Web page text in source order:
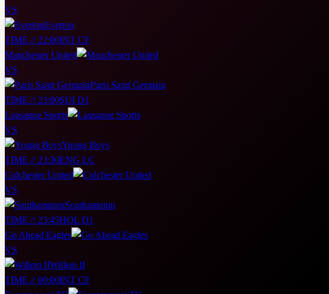
VS
Everton
TIME // 22:00INT CF
Manchester United
VS
Paris Saint Germain
TIME // 23:00SUI D1
Lausanne Sports
VS
Young Boys
TIME // 23:30ENG LC
Colchester United
VS
Southampton
TIME // 23:45HOL D1
Go Ahead Eagles
VS
Willem II
TIME // 00:00INT CF